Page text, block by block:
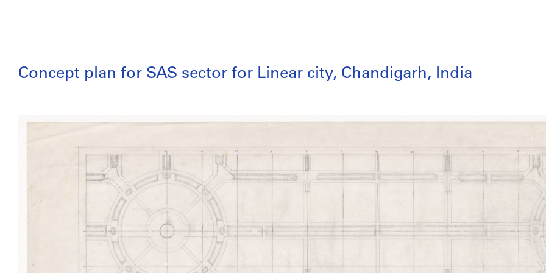
Concept plan for SAS sector for Linear city, Chandigarh, India